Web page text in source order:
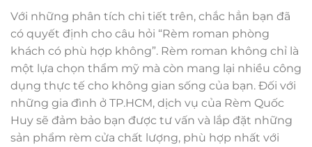
Với những phân tích chi tiết trên, chắc hẳn bạn đã
có quyết định cho câu hỏi “Rèm roman phòng
khách có phù hợp không”. Rèm roman không chỉ là
một lựa chọn thẩm mỹ mà còn mang lại nhiều công
dụng thực tế cho không gian sống của bạn. Đối với
những gia đình ở TP.HCM, dịch vụ của Rèm Quốc
Huy sẽ đảm bảo bạn được tư vấn và lắp đặt những
sản phẩm rèm cửa chất lượng, phù hợp nhất với